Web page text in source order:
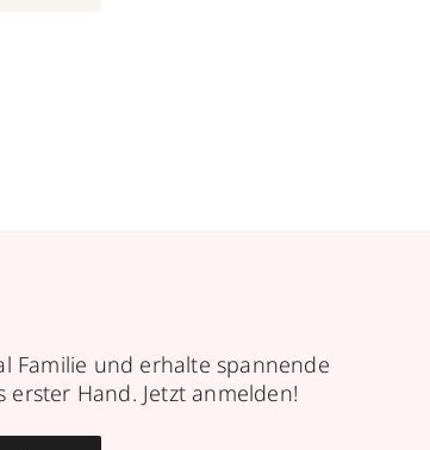
Familie und erhalte spannende
Hand. Jetzt anmelden!